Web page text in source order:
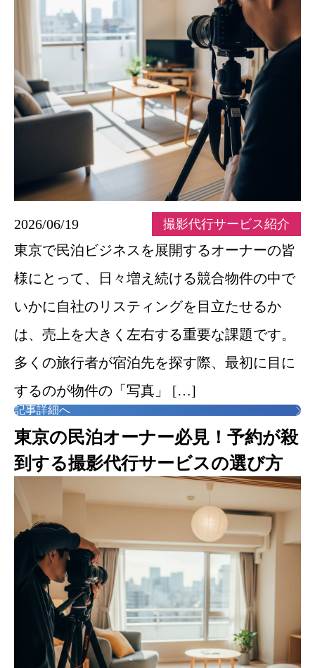
2026/06/19 撮影代行サービス紹介
東京で民泊ビジネスを展開するオーナーの皆
様にとって、日々増え続ける競合物件の中で
いかに自社のリスティングを目立たせるか
は、売上を大きく左右する重要な課題です。
多くの旅行者が宿泊先を探す際、最初に目に
するのが物件の「写真」 […]
記事詳細へ
東京の民泊オーナー必見！予約が殺
到する撮影代行サービスの選び方